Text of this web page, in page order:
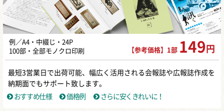
例／A4・中綴じ・24P
100部・全部モノクロ印刷
【参考価格】1部 149 円
最短3営業日で出荷可能、幅広く活用される会報誌や広報誌作成を
納期面でもサポート致します。
おすすめ仕様
価格例 さらに安くきれいに！